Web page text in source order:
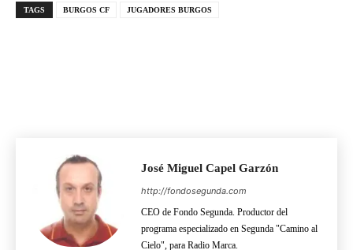
TAGS BURGOS CF JUGADORES BURGOS
José Miguel Capel Garzón
http://fondosegunda.com
CEO de Fondo Segunda. Productor del
programa especializado en Segunda "Camino al
Cielo", para Radio Marca.